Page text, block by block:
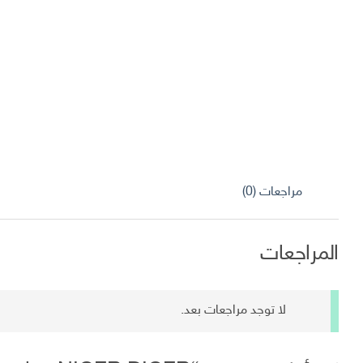
مراجعات (0)
المراجعات
لا توجد مراجعات بعد.